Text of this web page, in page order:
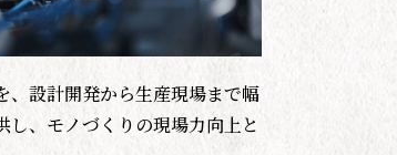
、設計開発から生産現場まで幅
、モノづくりの現場力向上と